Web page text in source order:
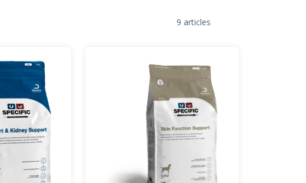
9 articles